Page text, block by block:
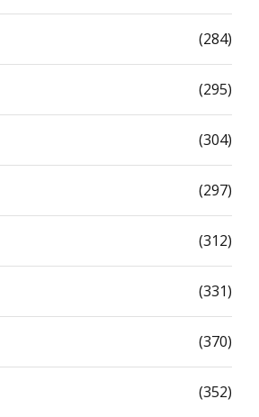
(284)
(295)
(304)
(297)
(312)
(331)
(370)
(352)